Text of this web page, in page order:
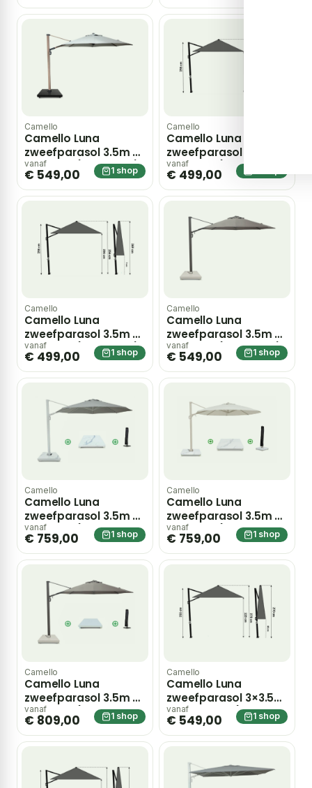
Camello
Camello Luna
zweefparasol 3.5m S2
Excellent (excl. voet)
– Grijs-antraciet
vanaf
€ 549,00 1 shop
Camello
Camello Luna
zweefparasol 3.5m S2
Excellent (excl. voet)
– Taupe-naturel-
bruin
vanaf
€ 499,00
Camello
Camello Luna
zweefparasol 3.5m S2
Excellent (excl. voet)
– Taupe-naturel-
bruin
vanaf
€ 499,00 1 shop
Camello
Camello Luna
zweefparasol 3.5m S2
Excellent (excl. voet)
– Taupe-naturel-
bruin
vanaf
€ 549,00 1 shop
Camello
Camello Luna
zweefparasol 3.5m S2
Excellent (incl. voet +
hoes) – Grijs-
antraciet
vanaf
€ 759,00 1 shop
Camello
Camello Luna
zweefparasol 3.5m S2
Excellent (incl. voet +
hoes) – Taupe-
naturel-bruin
vanaf
€ 759,00 1 shop
Camello
Camello Luna
zweefparasol 3.5m S2
Excellent (incl. voet
en hoes) – Taupe-
naturel-bruin
vanaf
€ 809,00 1 shop
Camello
Camello Luna
zweefparasol 3×3.5m
S2 Excellent (excl.
voet) – Grijs-
antraciet
vanaf
€ 549,00 1 shop